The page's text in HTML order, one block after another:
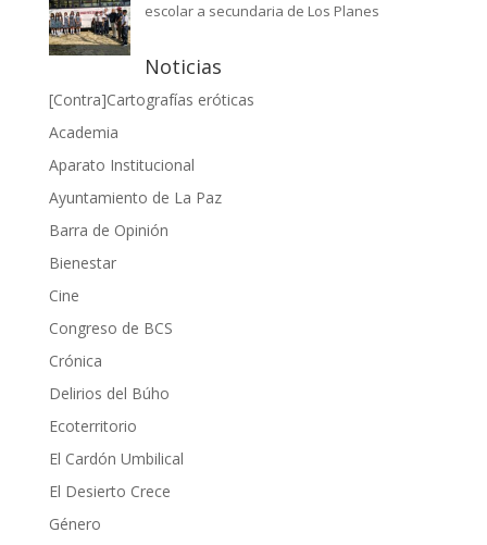
escolar a secundaria de Los Planes
Noticias
[Contra]Cartografías eróticas
Academia
Aparato Institucional
Ayuntamiento de La Paz
Barra de Opinión
Bienestar
Cine
Congreso de BCS
Crónica
Delirios del Búho
Ecoterritorio
El Cardón Umbilical
El Desierto Crece
Género